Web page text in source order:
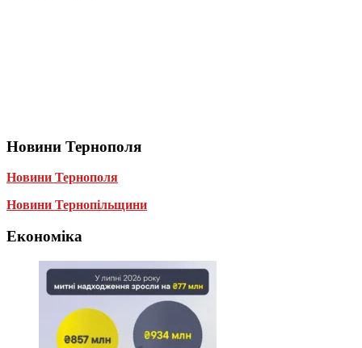
Новини Тернополя
Новини Тернополя
Новини Тернопільщини
Економіка